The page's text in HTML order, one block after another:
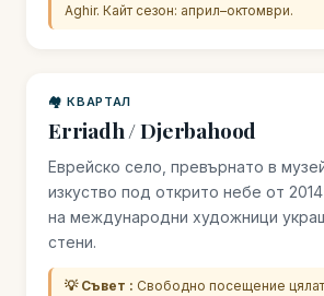
Aghir. Кайт сезон: април–октомври.
🏘️ КВАРТАЛ
Erriadh / Djerbahood
Еврейско село, превърнато в
изкуство под открито небе от
на международни художници
стени.
💡 Съвет : Свободно посещение